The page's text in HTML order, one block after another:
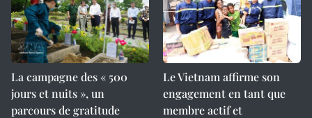
La campagne des « 500
jours et nuits », un
parcours de gratitude
Le Vietnam affirme son
engagement en tant que
membre actif et